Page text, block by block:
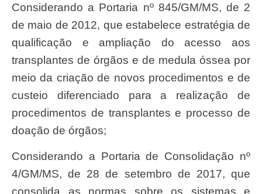
Considerando a Portaria nº 845/GM/MS, de 2
de maio de 2012, que estabelece estratégia de
qualificação e ampliação do acesso aos
transplantes de órgãos e de medula óssea por
meio da criação de novos procedimentos e de
custeio diferenciado para a realização de
procedimentos de transplantes e processo de
doação de órgãos;
Considerando a Portaria de Consolidação nº
4/GM/MS, de 28 de setembro de 2017, que
consolida as normas sobre os sistemas e